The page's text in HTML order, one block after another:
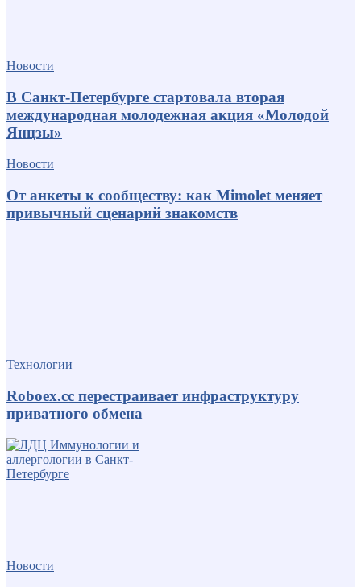
Новости
В Санкт-Петербурге стартовала вторая
международная молодежная акция «Молодой
Янцзы»
Новости
От анкеты к сообществу: как Mimolet меняет
привычный сценарий знакомств
Технологии
Roboex.cc перестраивает инфраструктуру
приватного обмена
Новости